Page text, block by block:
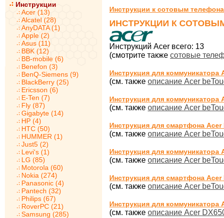
Инструкции
Acer (13)
Alcatel (28)
AnyDATA (1)
Apple (2)
Asus (11)
BBK (12)
BB-mobile (6)
Benefon (3)
BenQ-Siemens (9)
BlackBerry (25)
Ericsson (6)
E-Ten (7)
Fly (87)
Gigabyte (14)
HP (4)
HTC (50)
HUMMER (1)
Just5 (2)
Levi's (1)
LG (85)
Motorola (60)
Nokia (274)
Panasonic (4)
Pantech (32)
Philips (67)
RoverPC (21)
Samsung (285)
Инструкции к сотовым
ИНСТРУКЦИИ К
Инструкций Acer всего: 13
(смотрите также сотовые
Инструкция для коммуникатора
(см. также описание Acer
Инструкция для коммуникатора
(см. также описание Acer
Инструкция для смартфона Acer
(см. также описание Acer
Инструкция для коммуникатора
(см. также описание Acer
Инструкция для смартфона Acer
(см. также описание Acer
Инструкция для коммуникатора
(см. также описание Acer